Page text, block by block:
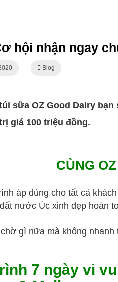
hội nhận ngay
Blog
sữa OZ Good Dairy
giá 100 triệu đồng.
CÙNG
áp dùng cho tất cả
nước Úc xinh đẹp hoàn
gì nữa mà không
7 ngày vi